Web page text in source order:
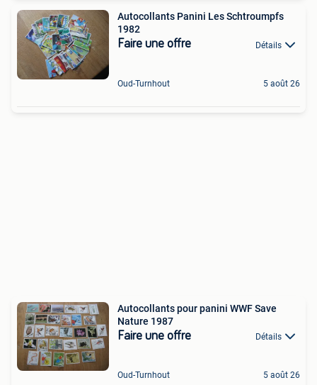
Autocollants Panini Les Schtroumpfs
1982
Faire une offre Détails
Oud-Turnhout 5 août 26
Autocollants pour panini WWF Save
Nature 1987
Faire une offre Détails
Oud-Turnhout 5 août 26